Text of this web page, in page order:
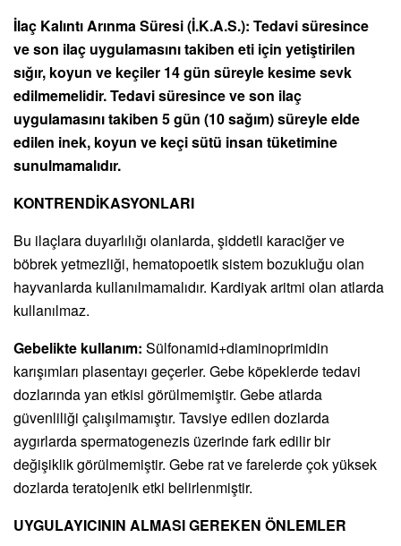
İlaç Kalıntı Arınma Süresi (İ.K.A.S.): Tedavi süresince
ve son ilaç uygulamasını takiben eti için yetiştirilen
sığır, koyun ve keçiler 14 gün süreyle kesime sevk
edilmemelidir. Tedavi süresince ve son ilaç
uygulamasını takiben 5 gün (10 sağım) süreyle elde
edilen inek, koyun ve keçi sütü insan tüketimine
sunulmamalıdır.
KONTRENDİKASYONLARI
Bu ilaçlara duyarlılığı olanlarda, şiddetli karaciğer ve
böbrek yetmezliği, hematopoetik sistem bozukluğu olan
hayvanlarda kullanılmamalıdır. Kardiyak aritmi olan atlarda
kullanılmaz.
Gebelikte kullanım: Sülfonamid+diaminoprimidin
karışımları plasentayı geçerler. Gebe köpeklerde tedavi
dozlarında yan etkisi görülmemiştir. Gebe atlarda
güvenliliği çalışılmamıştır. Tavsiye edilen dozlarda
aygırlarda spermatogenezis üzerinde fark edilir bir
değişiklik görülmemiştir. Gebe rat ve farelerde çok yüksek
dozlarda teratojenik etki belirlenmiştir.
UYGULAYICININ ALMASI GEREKEN ÖNLEMLER